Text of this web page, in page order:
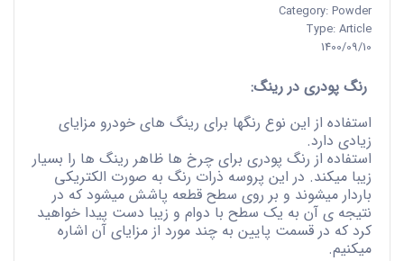
Category: Powder
Type: Article
1400/09/10
رنگ پودری در رینگ:
استفاده از این نوع رنگها برای رینگ های خودرو مزایای
زیادی دارد.
استفاده از رنگ پودری برای چرخ ها ظاهر رینگ ها را بسیار
زیبا میکند. در این پروسه ذرات رنگ به صورت الکتریکی
باردار میشوند و بر روی سطح قطعه پاشش میشود که در
نتیجه ی آن به یک سطح با دوام و زیبا دست پیدا خواهید
کرد که در قسمت پایین به چند مورد از مزایای آن اشاره
میکنیم.